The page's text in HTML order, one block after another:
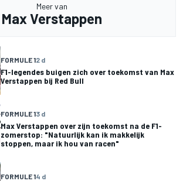
Meer van
Max Verstappen
FORMULE 12 d
F1-legendes buigen zich over toekomst van Max
Verstappen bij Red Bull
FORMULE 13 d
Max Verstappen over zijn toekomst na de F1-
zomerstop: "Natuurlijk kan ik makkelijk
stoppen, maar ik hou van racen"
FORMULE 14 d